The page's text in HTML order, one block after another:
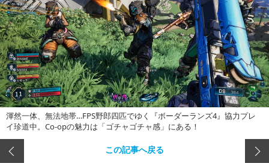
渾然一体、無法地帯…FPS野郎四匹でゆく『ボーダーランズ4』協力プレ
イ珍道中。Co-opの魅力は「ゴチャゴチャ感」にある！
この記事へ戻る